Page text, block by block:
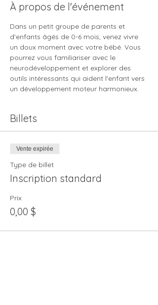
À propos de l'événement
Dans un petit groupe de parents et
d'enfants âgés de 0-6 mois, venez vivre
un doux moment avec votre bébé. Vous
pourrez vous familiariser avec le
neurodéveloppement et explorer des
outils intéressants qui aident l'enfant vers
un développement moteur harmonieux.
Billets
Vente expirée
Type de billet
Inscription standard
Prix
0,00 $